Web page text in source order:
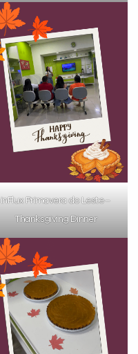
inFlux Primavera do Leste –
Thanksgiving Dinner